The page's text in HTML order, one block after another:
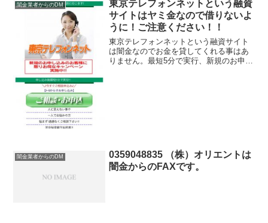
闇金業者からのDM
東京テレフォンネットという融資
サイトはヤミ金なので借りないよ
うに！ご注意ください！！
東京テレフォンネットという融資サイト
は闇金なのでお金を貸してくれる事はあ
りません。最短5分で実行、新規のお申し
闇金業者からのDM
0359048835 （株）オリエントは
闇金からのFAXです。